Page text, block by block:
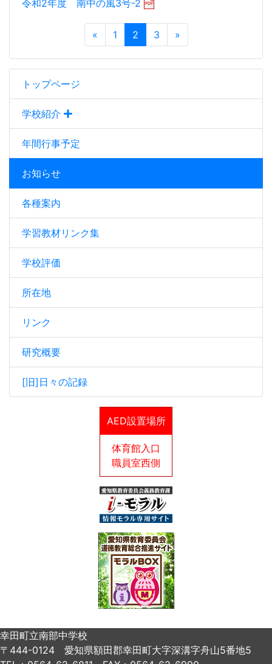
トップページ
学校紹介
年間行事予定
お知らせ
各種案内
学習教材リンク集
学校評価
所在地
リンク
研究概要
[旧]日々の記録
AED設置場所
体育館入口
職員室西側
令和2年度 南中の風3号-2
« 1 2 3 »
幸田町立南部中学校
〒444-0124 愛知県額田郡幸田町大字深溝字舟山5番地5